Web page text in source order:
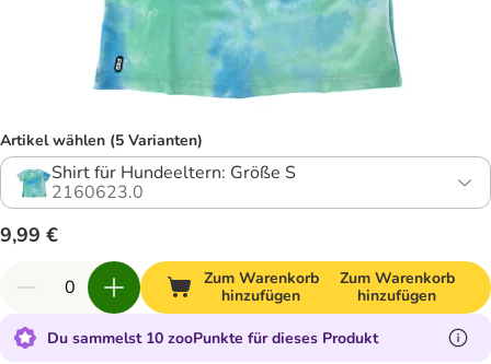
Artikel wählen (5 Varianten)
Shirt für Hundeeltern: Größe S
2160623.0
9,99 €
Zum Warenkorb
hinzufügen
Zum Warenkorb
hinzufügen
Du sammelst 10 zooPunkte für dieses Produkt